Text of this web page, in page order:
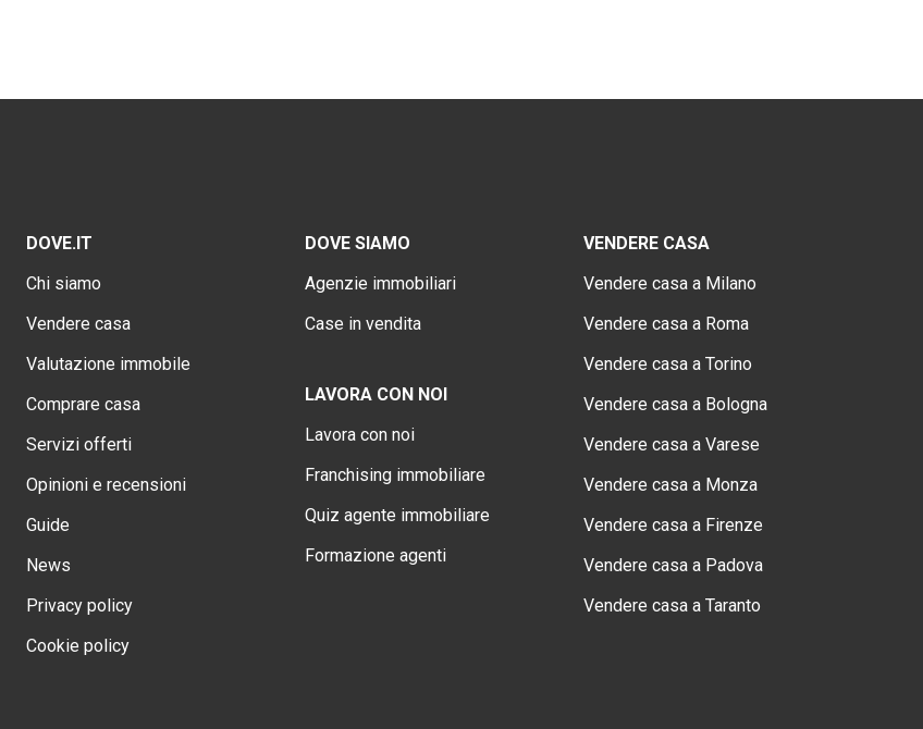
DOVE.IT
Chi siamo
Vendere casa
Valutazione immobile
Comprare casa
Servizi offerti
Opinioni e recensioni
Guide
News
Privacy policy
Cookie policy
DOVE SIAMO
Agenzie immobiliari
Case in vendita
LAVORA CON NOI
Lavora con noi
Franchising immobiliare
Quiz agente immobiliare
Formazione agenti
VENDERE CASA
Vendere casa a Milano
Vendere casa a Roma
Vendere casa a Torino
Vendere casa a Bologna
Vendere casa a Varese
Vendere casa a Monza
Vendere casa a Firenze
Vendere casa a Padova
Vendere casa a Taranto